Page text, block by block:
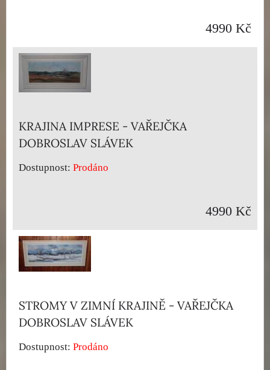
4990 Kč
KRAJINA IMPRESE - VAŘEJČKA
DOBROSLAV SLÁVEK
Dostupnost: Prodáno
4990 Kč
STROMY V ZIMNÍ KRAJINĚ - VAŘEJČKA
DOBROSLAV SLÁVEK
Dostupnost: Prodáno